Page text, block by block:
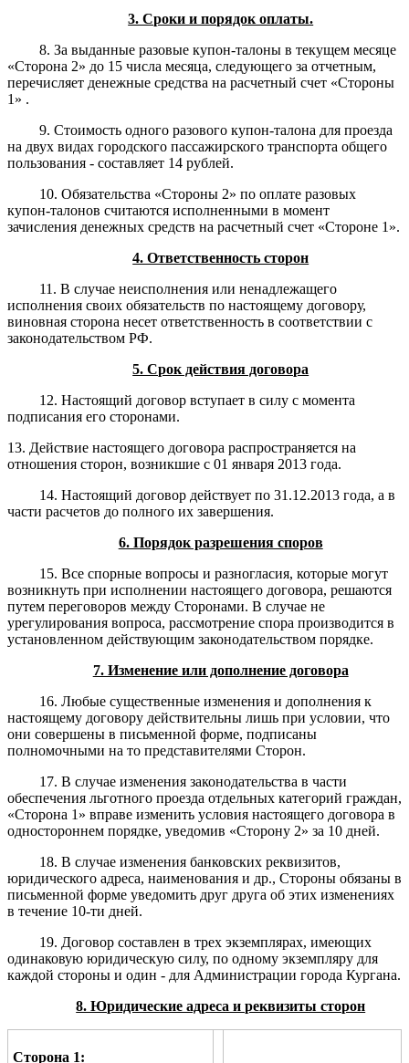
3. Сроки и порядок оплаты.
8. За выданные разовые купон-талоны в текущем месяце
«Сторона 2» до 15 числа месяца, следующего за отчетным,
перечисляет денежные средства на расчетный счет «Стороны
1» .
9. Стоимость одного разового купон-талона для проезда
на двух видах городского пассажирского транспорта общего
пользования - составляет 14 рублей.
10. Обязательства «Стороны 2» по оплате разовых
купон-талонов считаются исполненными в момент
зачисления денежных средств на расчетный счет «Стороне 1».
4. Ответственность сторон
11. В случае неисполнения или ненадлежащего
исполнения своих обязательств по настоящему договору,
виновная сторона несет ответственность в соответствии с
законодательством РФ.
5. Срок действия договора
12. Настоящий договор вступает в силу с момента
подписания его сторонами.
13. Действие настоящего договора распространяется на
отношения сторон, возникшие с 01 января 2013 года.
14. Настоящий договор действует по 31.12.2013 года, а в
части расчетов до полного их завершения.
6. Порядок разрешения споров
15. Все спорные вопросы и разногласия, которые могут
возникнуть при исполнении настоящего договора, решаются
путем переговоров между Сторонами. В случае не
урегулирования вопроса, рассмотрение спора производится в
установленном действующим законодательством порядке.
7. Изменение или дополнение договора
16. Любые существенные изменения и дополнения к
настоящему договору действительны лишь при условии, что
они совершены в письменной форме, подписаны
полномочными на то представителями Сторон.
17. В случае изменения законодательства в части
обеспечения льготного проезда отдельных категорий граждан,
«Сторона 1» вправе изменить условия настоящего договора в
одностороннем порядке, уведомив «Сторону 2» за 10 дней.
18. В случае изменения банковских реквизитов,
юридического адреса, наименования и др., Стороны обязаны в
письменной форме уведомить друг друга об этих изменениях
в течение 10-ти дней.
19. Договор составлен в трех экземплярах, имеющих
одинаковую юридическую силу, по одному экземпляру для
каждой стороны и один - для Администрации города Кургана.
8. Юридические адреса и реквизиты сторон
Сторона 1: